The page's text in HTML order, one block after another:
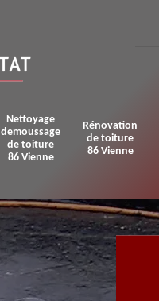
Nettoyage
demoussage
de toiture
86 Vienne
Rénovation
de toiture
86 Vienne